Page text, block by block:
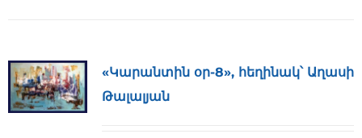
«Կարանտին օր-8», հեղինակ՝ Աղասի
Թալալյան